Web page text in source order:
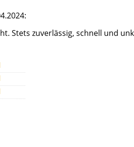
Stets zuverlässig, schnell und